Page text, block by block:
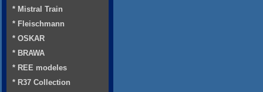
* Mistral Train
* Fleischmann
* OSKAR
* BRAWA
* REE modeles
* R37 Collection